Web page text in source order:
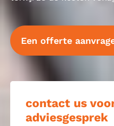
Een offerte
contact us
adviesgesprek